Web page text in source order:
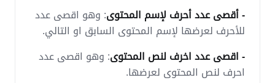
- أقصى عدد أحرف لإسم المحتوى: وهو اقصى عدد
للأحرف لعرضها لإسم المحتوى السابق او التالي.
- اقصى عدد اخرف لنص المحتوى: وهو اقصى عدد
احرف لنص المحتوى لعرضها.